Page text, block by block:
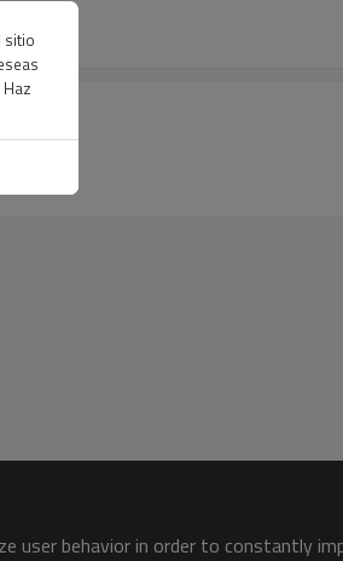
user behavior in order to constantly
sitio